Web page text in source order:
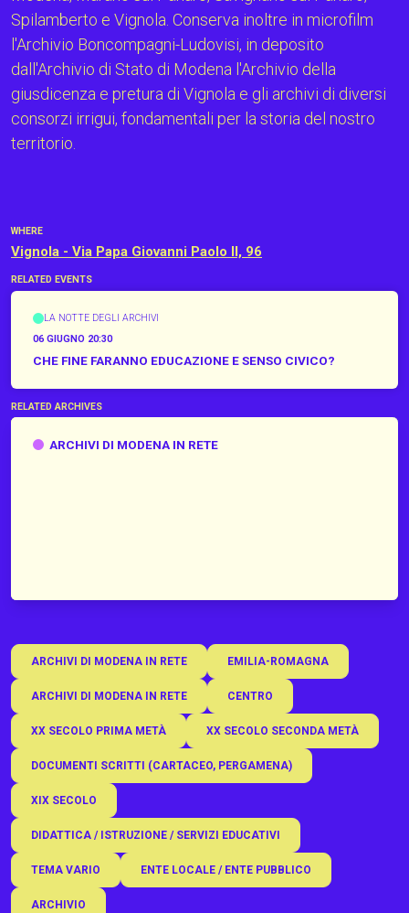
WHERE
Vignola - Via Papa Giovanni Paolo II, 96
RELATED EVENTS
LA NOTTE DEGLI ARCHIVI
06 GIUGNO 20:30
CHE FINE FARANNO EDUCAZIONE E SENSO CIVICO?
RELATED ARCHIVES
ARCHIVI DI MODENA IN RETE
Archivi di Modena in Rete
ARCHIVI DI MODENA IN RETE EMILIA-ROMAGNA
ARCHIVI DI MODENA IN RETE CENTRO
XX SECOLO PRIMA METÀ XX SECOLO SECONDA METÀ
DOCUMENTI SCRITTI (CARTACEO, PERGAMENA)
XIX SECOLO
DIDATTICA / ISTRUZIONE / SERVIZI EDUCATIVI
TEMA VARIO ENTE LOCALE / ENTE PUBBLICO
ARCHIVIO
Spilamberto e Vignola. Conserva inoltre in microfilm
l'Archivio Boncompagni-Ludovisi, in deposito
dall'Archivio di Stato di Modena l'Archivio della
giusdicenza e pretura di Vignola e gli archivi di diversi
consorzi irrigui, fondamentali per la storia del nostro
territorio.